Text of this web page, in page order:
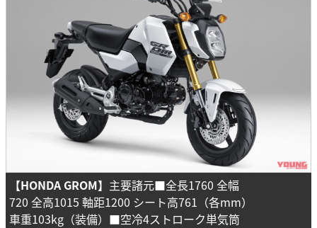
【HONDA GROM】 主要諸元■全長1760 全幅
720 全高1015 軸距1200 シート高761（各mm）
車重103kg（装備）■空冷4ストローク単気筒